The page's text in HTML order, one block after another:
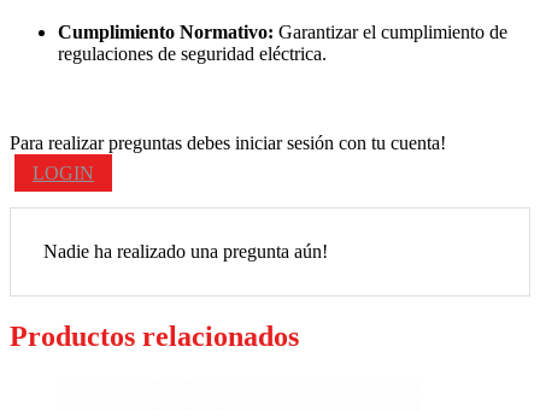
Cumplimiento Normativo: Garantizar el cumplimiento de
regulaciones de seguridad eléctrica.
Para realizar preguntas debes iniciar sesión con tu cuenta!
LOGIN
Nadie ha realizado una pregunta aún!
Productos relacionados